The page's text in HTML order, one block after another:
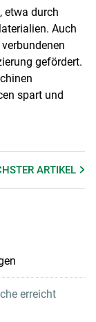
etwa durch
Auch
gefördert.
spart und
ARTIKEL
erreicht